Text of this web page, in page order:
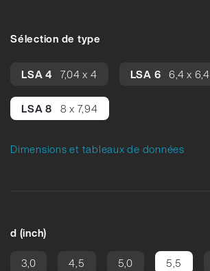
Sélection de type
LSA 4 7,04 x 4 LSA 6 6,4 x 6,4
LSA 8 8 x 7,94
Dimensions et tableaux de données
d (inch)
3,0
4,5 5,0 5,5